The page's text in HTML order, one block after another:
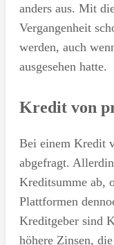
anders aus. Mit
Vergangenheit
werden, auch
ausgesehen hatte.
Kredit von
Bei einem Kredit
abgefragt.
Kreditsumme ab,
Plattformen
Kreditgeber sind
höhere Zinsen,